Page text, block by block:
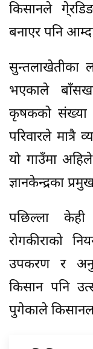
किसानले
बनाएर पनि
सुन्तलाखेतीका
भएकाले
कृषकको संख्या
परिवारले मात्रै
यो गाउँमा
ज्ञानकेन्द्रका
पछिल्ला केही
रोगकीराको
उपकरण र
किसान पनि
पुगेकाले